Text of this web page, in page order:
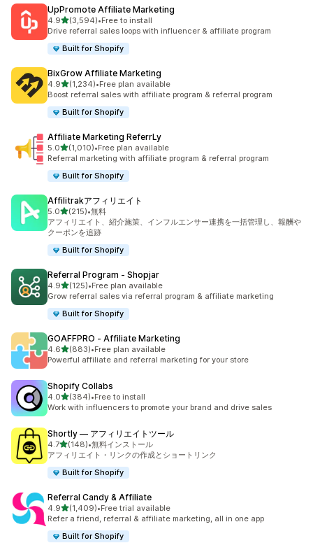
UpPromote Affiliate Marketing
4.95つ星中
(3,594)
合計レビュー数：3594件
•Free to install
Drive referral sales loops with influencer & affiliate program
Built for Shopify
BixGrow Affiliate Marketing
4.95つ星中
(1,234)
合計レビュー数：1234件
•Free plan available
Boost referral sales with affiliate program & referral program
Built for Shopify
Affiliate Marketing ReferrLy
5.05つ星中
(1,010)
合計レビュー数：1010件
•Free plan available
Referral marketing with affiliate program & referral program
Built for Shopify
Affilitrakアフィリエイト
5.05つ星中
(215)
合計レビュー数：215件
•無料
アフィリエイト、紹介施策、インフルエンサー連携を一括管理し、報酬や
クーポンを追跡
Built for Shopify
Referral Program ‑ Shopjar
4.95つ星中
(125)
合計レビュー数：125件
•Free plan available
Grow referral sales via referral program & affiliate marketing
Built for Shopify
GOAFFPRO ‑ Affiliate Marketing
4.65つ星中
(883)
合計レビュー数：883件
•Free plan available
Powerful affiliate and referral marketing for your store
Shopify Collabs
4.05つ星中
(384)
合計レビュー数：384件
•Free to install
Work with influencers to promote your brand and drive sales
Shortly — アフィリエイトツール
4.75つ星中
(148)
合計レビュー数：148件
•無料インストール
アフィリエイト・リンクの作成とショートリンク
Built for Shopify
Referral Candy & Affiliate
4.95つ星中
(1,409)
合計レビュー数：1409件
•Free trial available
Refer a friend, referral & affiliate marketing, all in one app
Built for Shopify